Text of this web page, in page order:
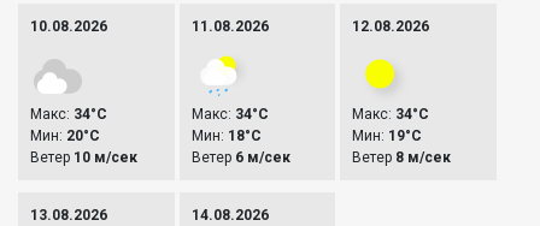
10.08.2026
Макс: 34°C
Мин: 20°C
Ветер 10 м/сек
11.08.2026
Макс: 34°C
Мин: 18°C
Ветер 6 м/сек
12.08.2026
Макс: 34°C
Мин: 19°C
Ветер 8 м/сек
13.08.2026 14.08.2026